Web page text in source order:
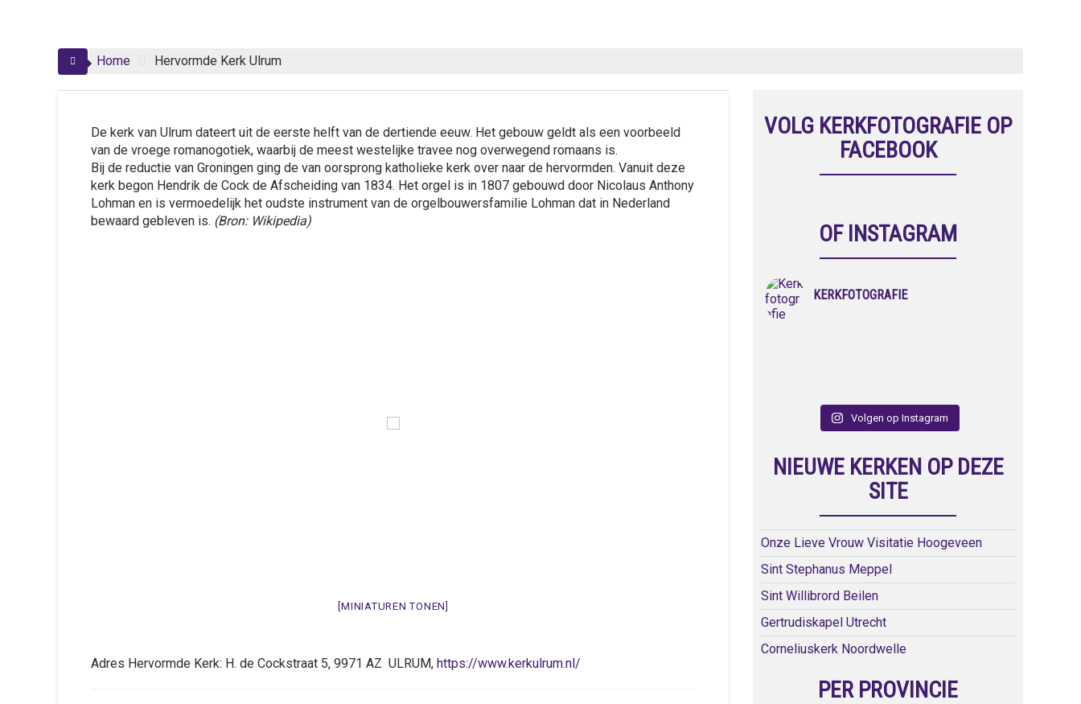
Home Hervormde Kerk Ulrum
De kerk van Ulrum dateert uit de eerste helft van de dertiende eeuw. Het gebouw geldt als een voorbeeld
van de vroege romanogotiek, waarbij de meest westelijke travee nog overwegend romaans is.
Bij de reductie van Groningen ging de van oorsprong katholieke kerk over naar de hervormden. Vanuit deze
kerk begon Hendrik de Cock de Afscheiding van 1834. Het orgel is in 1807 gebouwd door Nicolaus Anthony
Lohman en is vermoedelijk het oudste instrument van de orgelbouwersfamilie Lohman dat in Nederland
bewaard gebleven is. (Bron: Wikipedia)
[MINIATUREN TONEN]
Adres Hervormde Kerk: H. de Cockstraat 5, 9971 AZ ULRUM, https://www.kerkulrum.nl/
VOLG KERKFOTOGRAFIE OP
FACEBOOK
OF INSTAGRAM
KERKFOTOGRAFIE
Volgen op Instagram
NIEUWE KERKEN OP DEZE
SITE
Onze Lieve Vrouw Visitatie Hoogeveen
Sint Stephanus Meppel
Sint Willibrord Beilen
Gertrudiskapel Utrecht
Corneliuskerk Noordwelle
PER PROVINCIE